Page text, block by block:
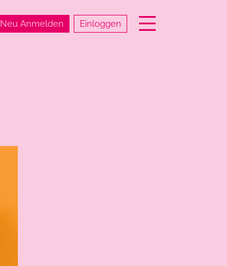
Neu Anmelden Einloggen